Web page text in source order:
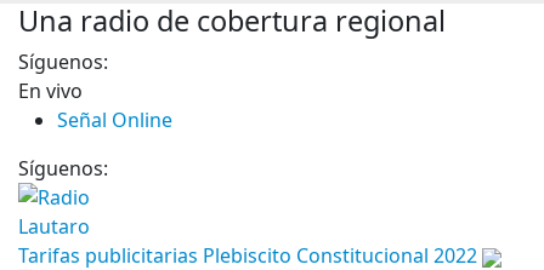
Una radio de cobertura regional
Síguenos:
En vivo
Señal Online
Síguenos:
Tarifas publicitarias Plebiscito Constitucional 2022